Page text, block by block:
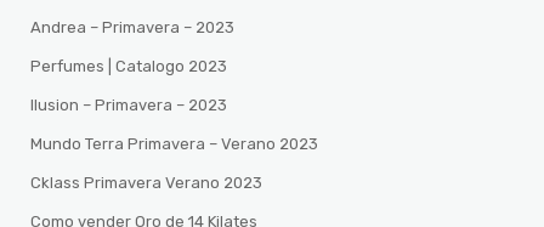
Andrea – Primavera – 2023
Perfumes | Catalogo 2023
Ilusion – Primavera – 2023
Mundo Terra Primavera – Verano 2023
Cklass Primavera Verano 2023
Como vender Oro de 14 Kilates